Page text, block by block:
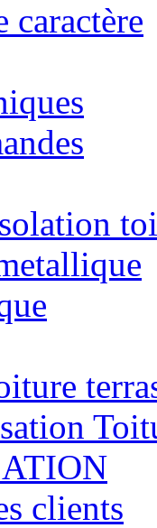
caractère
clients